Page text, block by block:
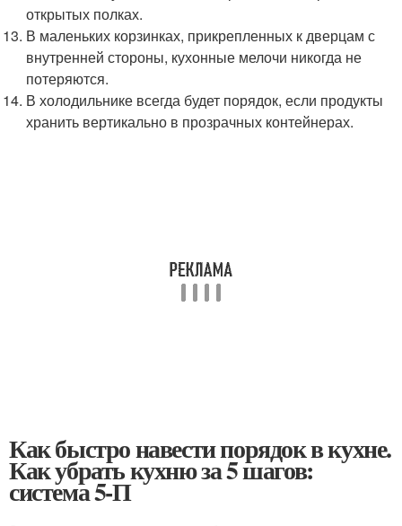
открытых полках.
В маленьких корзинках, прикрепленных к дверцам с
внутренней стороны, кухонные мелочи никогда не
потеряются.
В холодильнике всегда будет порядок, если продукты
хранить вертикально в прозрачных контейнерах.
Как быстро навести порядок в кухне.
Как убрать кухню за 5 шагов:
система 5-П